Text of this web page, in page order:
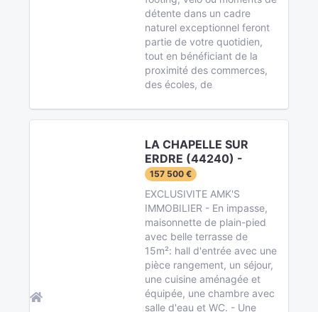
détente dans un cadre
naturel exceptionnel feront
partie de votre quotidien,
tout en bénéficiant de la
proximité des commerces,
des écoles, de
LA CHAPELLE SUR
ERDRE (44240) -
157 500 €
EXCLUSIVITE AMK'S
IMMOBILIER - En impasse,
maisonnette de plain-pied
avec belle terrasse de
15m²: hall d'entrée avec une
pièce rangement, un séjour,
une cuisine aménagée et
équipée, une chambre avec
salle d'eau et WC. - Une